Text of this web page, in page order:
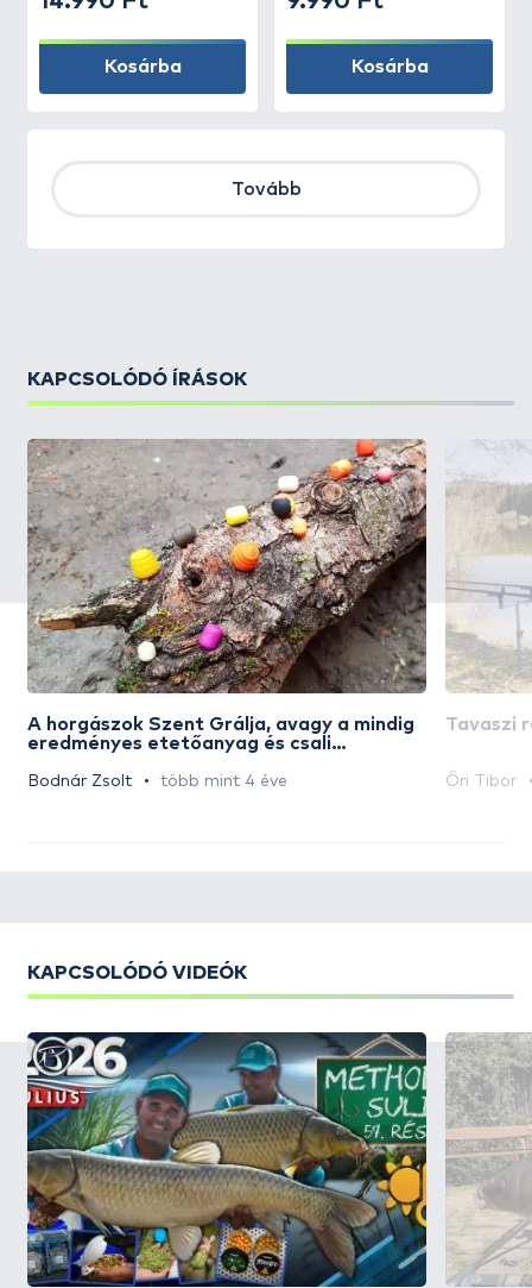
Kosárba Kosárba
Tovább
KAPCSOLÓDÓ ÍRÁSOK
A horgászok Szent Grálja, avagy a mindig
eredményes etetőanyag és csali
Bodnár Zsolt több mint 4 éve
Tavaszi
Őri Tibor
KAPCSOLÓDÓ VIDEÓK